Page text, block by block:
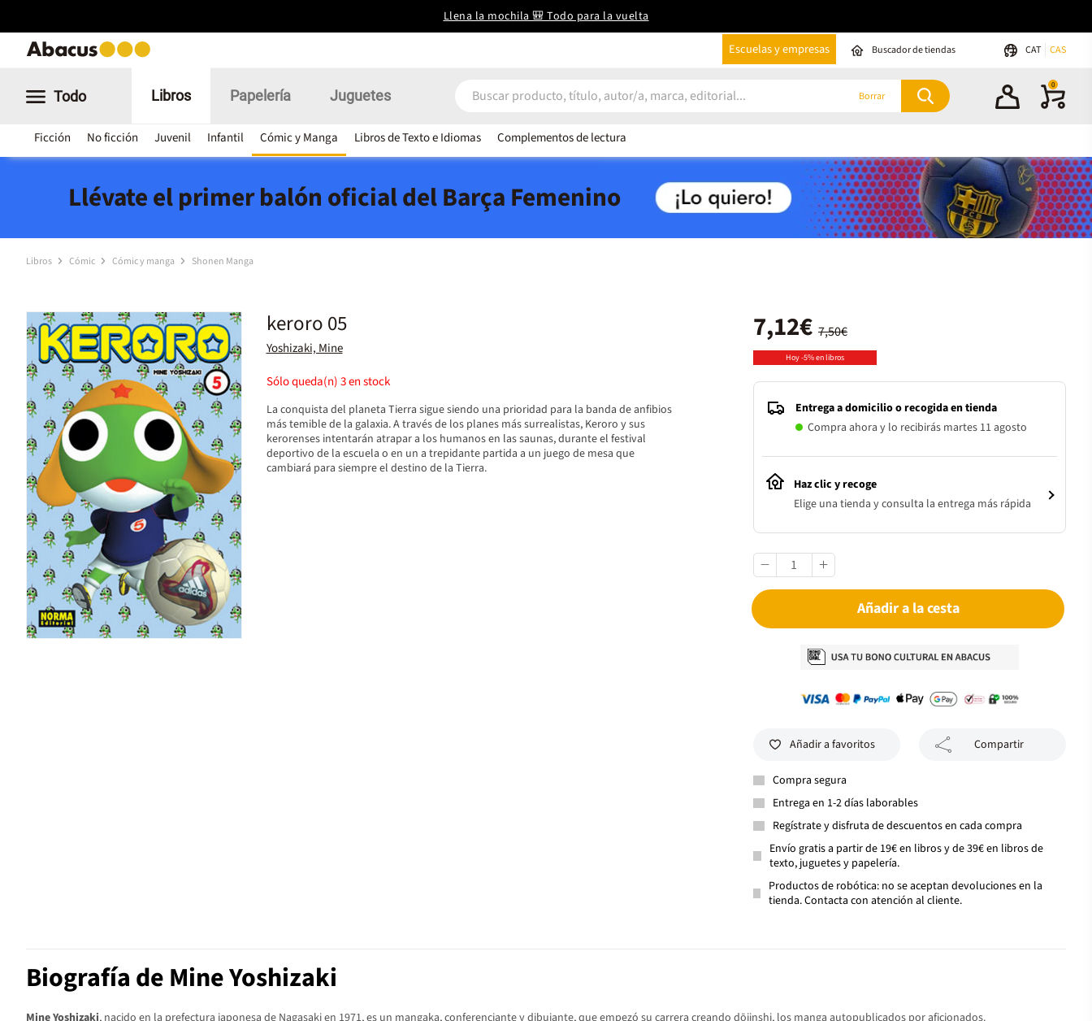
Llena la mochila 🎒 Todo para la vuelta
Escuelas y empresas Buscador de tiendas CAT CAS
Todo Libros
Ficción No ficción Juvenil Infantil Cómic y Manga Libros de Texto e Idiomas Complementos de lectura
Papelería Juguetes Borrar
0
Llévate el primer balón oficial del Barça Femenino
Libros Cómic Cómic y manga Shonen Manga
keroro 05
Yoshizaki, Mine
Sólo queda(n)3en stock
La conquista del planeta Tierra sigue siendo una prioridad para la banda de anfibios
más temible de la galaxia. A través de los planes más surrealistas, Keroro y sus
kerorenses intentarán atrapar a los humanos en las saunas, durante el festival
deportivo de la escuela o en un a trepidante partida a un juego de mesa que
cambiará para siempre el destino de la Tierra.
7,50€
7,12€
Hoy -5% en libros
Entrega a domicilio o recogida en tienda
Compra ahora y lo recibirás martes 11 agosto
Haz clic y recoge
Elige una tienda y consulta la entrega más rápida
Añadir a la cesta
Añadir a favoritos Compartir
Compra segura
Entrega en 1-2 días laborables
Regístrate y disfruta de descuentos en cada compra
Envío gratis a partir de 19€ en libros y de 39€ en libros de
texto, juguetes y papelería.
Productos de robótica: no se aceptan devoluciones en la
tienda. Contacta con atención al cliente.
Biografía de Mine Yoshizaki
Mine Yoshizaki, nacido en la prefectura japonesa de Nagasaki en 1971, es un mangaka, conferenciante y dibujante, que empezó su carrera creando dōjinshi, los manga autopublicados por aficionados.